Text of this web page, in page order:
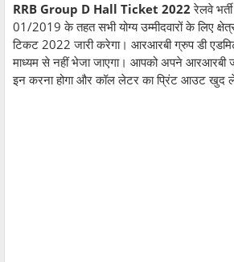
RRB Group D Hall Ticket 2022रेलवे
01/2019 के तहत सभी योग्य उम्मीदवारों के लिए
टिकट 2022 जारी करेगा। आरआरबी ग्रुप डी
माध्यम से नहीं भेजा जाएगा। आपको अपने आरआरबी
इन करना होगा और कॉल लेटर का प्रिंट आउट खुद